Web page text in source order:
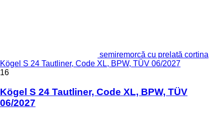
semiremorcă cu prelată cortina
Kögel S 24 Tautliner, Code XL, BPW, TÜV 06/2027
16
Kögel S 24 Tautliner, Code XL, BPW, TÜV
06/2027